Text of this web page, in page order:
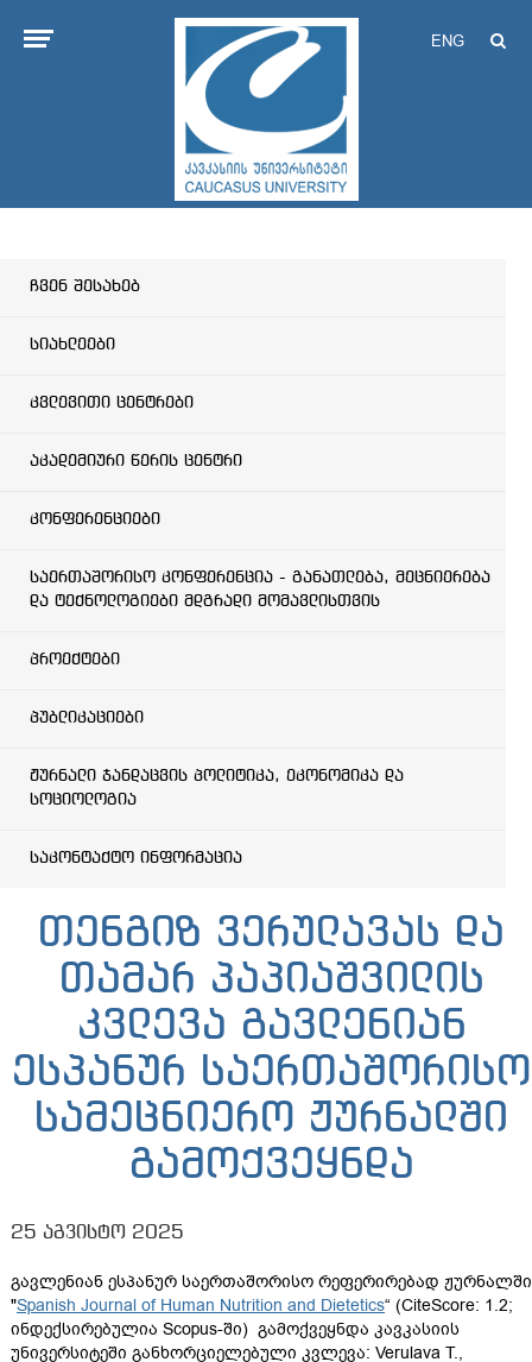
ENG
ჩვენ შესახებ
სიახლეები
კვლევითი ცენტრები
აკადემიური წერის ცენტრი
კონფერენციები
საერთაშორისო კონფერენცია - განათლება, მეცნიერება
და ტექნოლოგიები მდგრადი მომავლისთვის
პროექტები
პუბლიკაციები
ჟურნალი ჯანდაცვის პოლიტიკა, ეკონომიკა და
სოციოლოგია
საკონტაქტო ინფორმაცია
თენგიზ ვერულავას და
თამარ პაპიაშვილის
კვლევა გავლენიან
ესპანურ საერთაშორისო
სამეცნიერო ჟურნალში
გამოქვეყნდა
25 აგვისტო 2025
გავლენიან ესპანურ საერთაშორისო რეფერირებად ჟურნალში
"Spanish Journal of Human Nutrition and Dietetics“ (CiteScore: 1.2;
ინდექსირებულია Scopus-ში) გამოქვეყნდა კავკასიის
უნივერსიტეში განხორციელებული კვლევა: Verulava T.,